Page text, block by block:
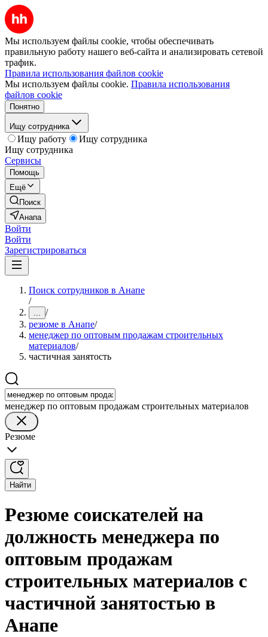
Мы используем файлы cookie, чтобы обеспечивать
правильную работу нашего веб-сайта и анализировать сетевой
трафик.
Правила использования файлов cookie
Мы используем файлы cookie. Правила использования
файлов cookie
Понятно
Ищу сотрудника
Ищу работу
Ищу сотрудника
Ищу сотрудника
Сервисы
Помощь
Ещё
Поиск
Анапа
Войти
Войти
Зарегистрироваться
Поиск сотрудников в Анапе
/
... /
резюме в Анапе/
менеджер по оптовым продажам строительных
материалов/
частичная занятость
менеджер по оптовым продажам строительных материалов
Резюме
Найти
Резюме соискателей на
должность менеджера по
оптовым продажам
строительных материалов с
частичной занятостью в
Анапе